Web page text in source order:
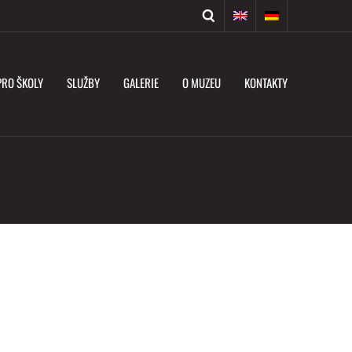
ŠKOLY SLUŽBY GALERIE O MUZEU KONTAKTY